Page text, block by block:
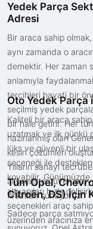
Yedek Parça
Adresi
Bir araca sahip
aynı zamanda o
demektir. Her zaman
anlamıyla
tercihleri hayati bir
seçilmiş yedek
bir hale getirir. Her
hazırlanmış olan
kesin çözümleri
Yılların sanayi
alışverişte güven
fırsatları sunuyoruz.
Oto Yedek Parça
Kaliteli bir araca
uzatmak ve ilk günkü
lüks ve güvenli bir
seçeneği ile
koyabilir.
altyapıları hızla
seçenekleri araç
üzerinden aracınıza
Tüm Opel,
Citroën, DS) İçin
Sadece parça